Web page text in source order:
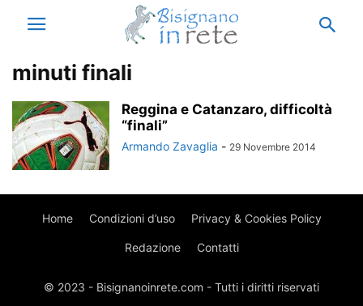
minuti finali
Reggina e Catanzaro, difficoltà
“finali”
Armando Zavaglia - 29 Novembre 2014
Home Condizioni d’uso Privacy & Cookies Policy
Redazione Contatti
© 2023 - Bisignanoinrete.com - Tutti i diritti riservati